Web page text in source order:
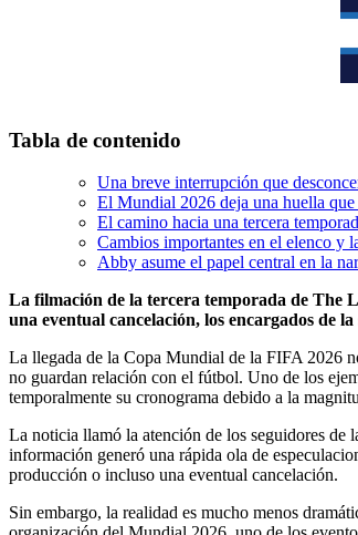
Tabla de contenido
Una breve interrupción que
El Mundial 2026 deja una huella
El camino hacia una tercera
Cambios importantes en el elenco y
Abby asume el papel central en la
La filmación de la tercera temporada de The
una eventual cancelación, los encargados de
La llegada de la Copa Mundial de la FIFA 2026
no guardan relación con el fútbol. Uno de los
temporalmente su cronograma debido a la
La noticia llamó la atención de los seguidores de
información generó una rápida ola de
producción o incluso una eventual cancelación.
Sin embargo, la realidad es mucho menos